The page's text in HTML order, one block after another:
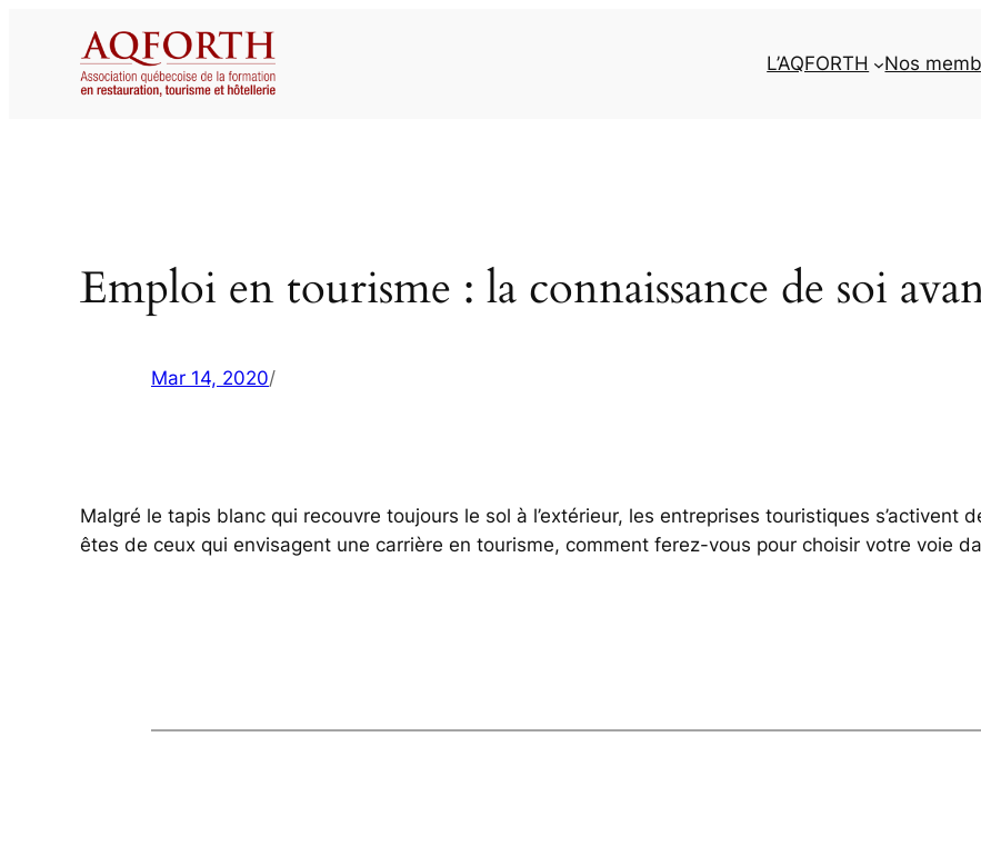
L’AQFORTH Nos
Emploi en tourisme : la connaissance de soi
Mar 14, 2020/
Malgré le tapis blanc qui recouvre toujours le sol à l’extérieur, les entreprises touristiques s’activent
êtes de ceux qui envisagent une carrière en tourisme, comment ferez-vous pour choisir votre voie